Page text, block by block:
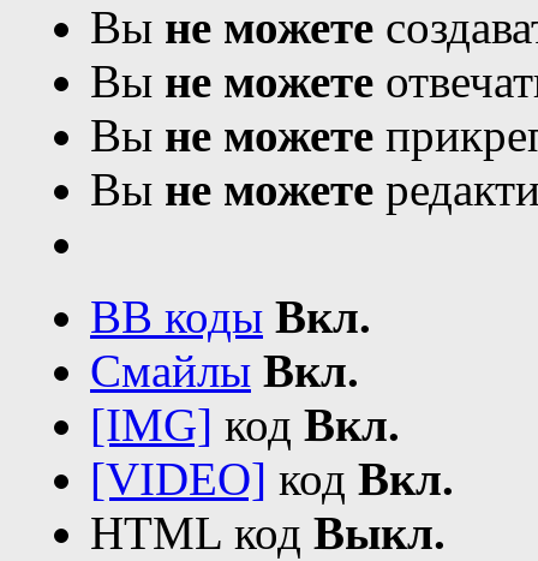
Вы не можете
Вы не можете
Вы не можете
Вы не можете
BB коды Вкл.
Смайлы Вкл.
[IMG] код Вкл.
[VIDEO] код Вкл.
HTML код Выкл.